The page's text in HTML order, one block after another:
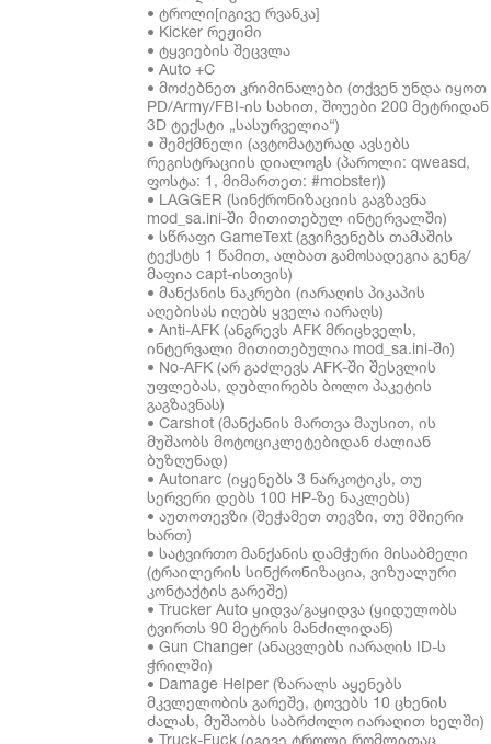
• ტროლი[იგივე რვანკა]
• Kicker რეჟიმი
• ტყვიების შეცვლა
• Auto +C
• მოძებნეთ კრიმინალები (თქვენ უნდა იყოთ
PD/Army/FBI-ის სახით, შოუები 200 მეტრიდან
3D ტექსტი „სასურველია“)
• შემქმნელი (ავტომატურად ავსებს
რეგისტრაციის დიალოგს (პაროლი: qweasd,
ფოსტა: 1, მიმართეთ: #mobster))
• LAGGER (სინქრონიზაციის გაგზავნა
mod_sa.ini-ში მითითებულ ინტერვალში)
• სწრაფი GameText (გვიჩვენებს თამაშის
ტექსტს 1 წამით, ალბათ გამოსადეგია გენგ/
მაფია capt-ისთვის)
• მანქანის ნაკრები (იარაღის პიკაპის
აღებისას იღებს ყველა იარაღს)
• Anti-AFK (ანგრევს AFK მრიცხველს,
ინტერვალი მითითებულია mod_sa.ini-ში)
• No-AFK (არ გაძლევს AFK-ში შესვლის
უფლებას, დუბლირებს ბოლო პაკეტის
გაგზავნას)
• Carshot (მანქანის მართვა მაუსით, ის
მუშაობს მოტოციკლეტებიდან ძალიან
ბუზღუნად)
• Autonarc (იყენებს 3 ნარკოტიკს, თუ
სერვერი დებს 100 HP-ზე ნაკლებს)
• აუთოთევზი (შეჭამეთ თევზი, თუ მშიერი
ხართ)
• სატვირთო მანქანის დამჭერი მისაბმელი
(ტრაილერის სინქრონიზაცია, ვიზუალური
კონტაქტის გარეშე)
• Trucker Auto ყიდვა/გაყიდვა (ყიდულობს
ტვირთს 90 მეტრის მანძილიდან)
• Gun Changer (ანაცვლებს იარაღის ID-ს
ჭრილში)
• Damage Helper (ზარალს აყენებს
მკვლელობის გარეშე, ტოვებს 10 ცხენის
ძალას, მუშაობს საბრძოლო იარაღით ხელში)
• Truck-Fuck (იგივე ტროლი რომლითაც